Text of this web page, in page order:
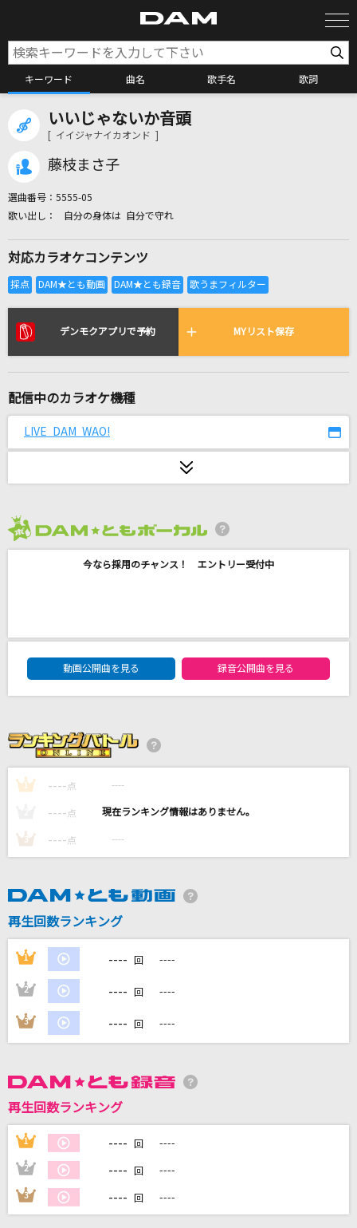
キーワード 曲名 歌手名 歌詞
カラオケ検索
全国りれき
リアルタイムで歌われている曲の一覧
[生音]ただ君に晴れ
PRESENT (Japanese ver.)
そっくりさん
川崎鷹也
Paradise Lost
[生音]真夏の果実
緑黄色社会
カラオケ最新情報をチェック！
いいじゃないか音頭
[ イイジャナイカオンド ]
藤枝まさ子
選曲番号： 5555-05
自分の身体は 自分で守れ
対応カラオケコンテンツ
デンモクアプリで予約 MYリスト保存
配信中のカラオケ機種
LIVE DAM WAO!
今なら採用のチャンス！ エントリー受付中
DAM★ともボーカルエントリーランキング
動画公開曲を見る
録音公開曲を見る
1 ---- 点 ----
---- 点 ----
3 ---- 点 ----
再生回数ランキング
1 ---- 回 ----
2 ---- 回 ----
3 ---- 回 ----
再生回数ランキング
1 ---- 回 ----
2 ---- 回 ----
3 ---- 回 ----